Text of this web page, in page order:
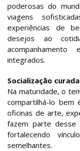
poderosas do
viagens
experiências de
desejos ao
integrados.
Socialização curada
Na maturidade, o
compartilhá-lo bem
oficinas de arte,
fazem parte desse
fortalecendo
semelhantes.